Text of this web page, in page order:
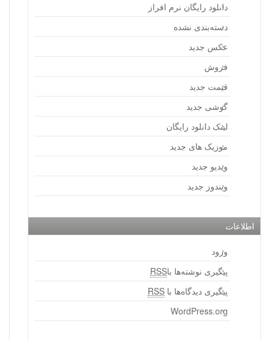
دانلود رایگان نرم افراز
دسته‌بندی نشده
عکس جدید
فروش
قیمت جدید
گوشی جدید
لینک دانلود رایگان
موزیک های جدید
ویدیو جدید
ویندوز جدید
اطلاعات
ورود
پیگیری نوشته‌ها باRSS
پیگیری دیدگاه‌ها با RSS
WordPress.org